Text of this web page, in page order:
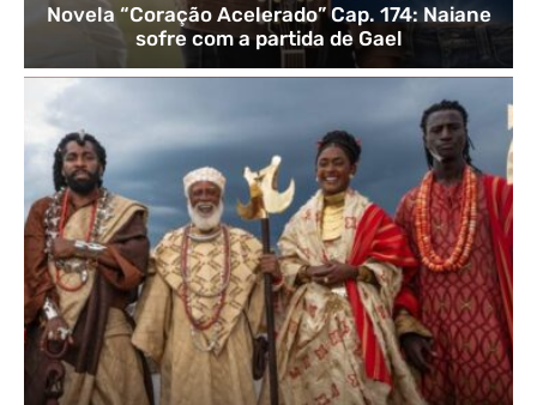
Novela “Coração Acelerado” Cap. 174: Naiane
sofre com a partida de Gael